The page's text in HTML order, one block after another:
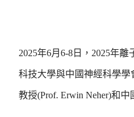
2025年6月6-8日，2025年
科技大學與中國神經科學
教授(Prof. Erwin Neher)和